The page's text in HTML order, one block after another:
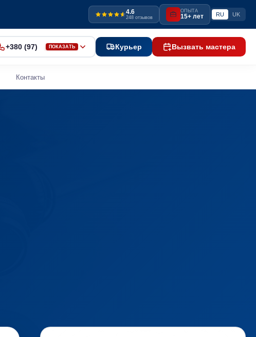
4.6
248 отзывов
ОПЫТА
15+ лет RU UK
+380 (97) ПОКАЗАТЬ Курьер Вызвать мастера
Контакты